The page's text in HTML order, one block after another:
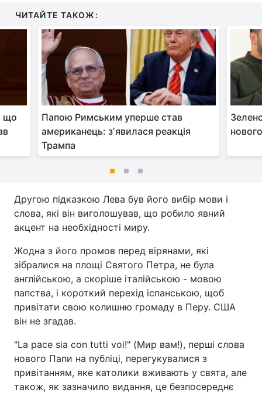
ЧИТАЙТЕ ТАКОЖ:
що
Папою Римським уперше став
американець: зʼявилася реакція
Трампа
Другою підказкою Лева був його вибір мови і
слова, які він виголошував, що робило явний
акцент на необхідності миру.
Жодна з його промов перед вірянами, які
зібралися на площі Святого Петра, не була
англійською, а скоріше італійською - мовою
папства, і короткий перехід іспанською, щоб
привітати свою колишню громаду в Перу. США
він не згадав.
"La pace sia con tutti voi!" (Мир вам!), перші слова
нового Папи на публіці, перегукувалися з
привітанням, яке католики вживають у свята, але
також, як зазначило видання, це безпосереднє